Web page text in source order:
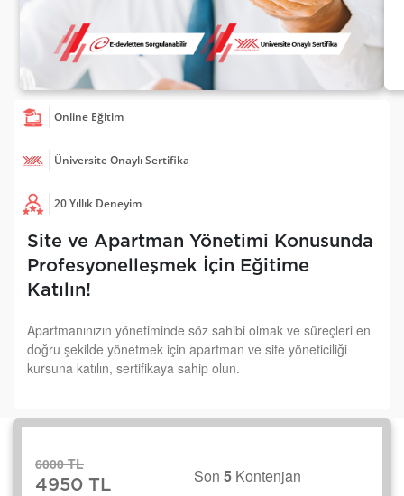
20 Yıllık Deneyim
Üniversite Onaylı Sertifika
Online Eğitim
Site ve Apartman Yönetimi Konusunda
Profesyonelleşmek İçin Eğitime
Katılın!
Apartmanınızın yönetiminde söz sahibi olmak ve süreçleri en
doğru şekilde yönetmek için apartman ve site yöneticiliği
kursuna katılın, sertifikaya sahip olun.
6000 TL
4950 TL
Son 5Kontenjan